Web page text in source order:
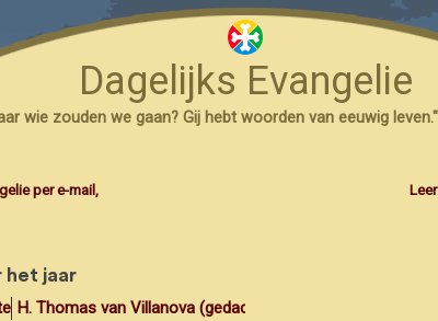
Dagelijks Evangelie
wie zouden we gaan? Gij hebt woorden van eeuwig
per e-mail,
het jaar
H. Thomas van Villanova (gedachtenis)
gaan
zijn.
leven,
geboden,